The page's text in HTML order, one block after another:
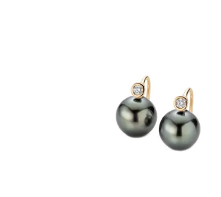
Neu bei Vogl: Uhren von Grand Seiko
Neu bei Vogl: Cartier